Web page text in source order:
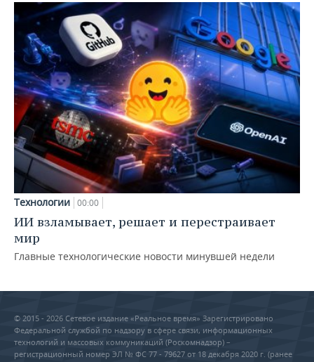
Технологии 00:00
ИИ взламывает, решает и перестраивает
мир
Главные технологические новости минувшей недели
© 2015 - 2026 Сетевое издание «Реальное время» Зарегистрировано
Федеральной службой по надзору в сфере связи, информационных
технологий и массовых коммуникаций (Роскомнадзор) –
регистрационный номер ЭЛ № ФС 77 - 79627 от 18 декабря 2020 г. (ранее